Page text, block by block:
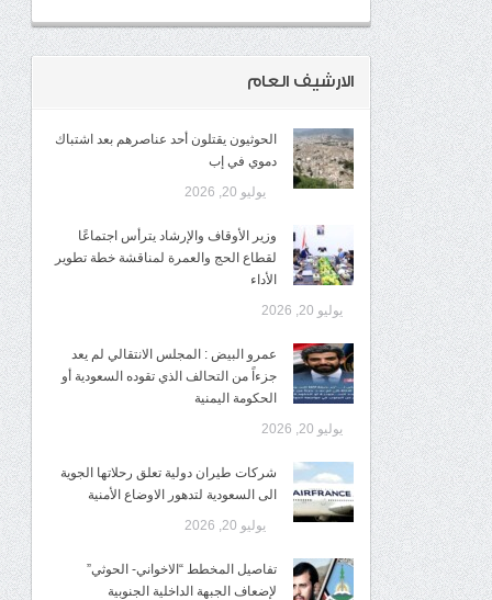
الارشيف العام
الحوثيون يقتلون أحد عناصرهم بعد اشتباك
دموي في إب
يوليو 20, 2026
وزير الأوقاف والإرشاد يترأس اجتماعًا
لقطاع الحج والعمرة لمناقشة خطة تطوير
الأداء
يوليو 20, 2026
عمرو البيض : المجلس الانتقالي لم يعد
جزءاً من التحالف الذي تقوده السعودية أو
الحكومة اليمنية
يوليو 20, 2026
شركات طيران دولية تعلق رحلاتها الجوية
الى السعودية لتدهور الاوضاع الأمنية
يوليو 20, 2026
تفاصيل المخطط “الاخواني- الحوثي”
لإضعاف الجبهة الداخلية الجنوبية